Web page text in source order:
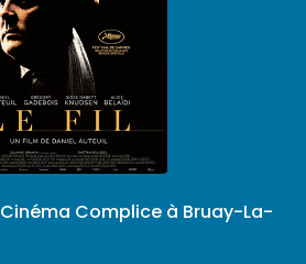
Complice à Bruay-La-